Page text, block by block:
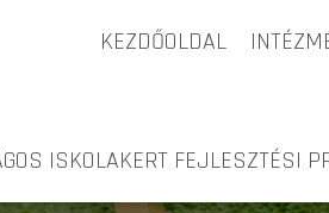
KEZDŐOLDAL
ISKOLAKERT FEJLESZTÉSI